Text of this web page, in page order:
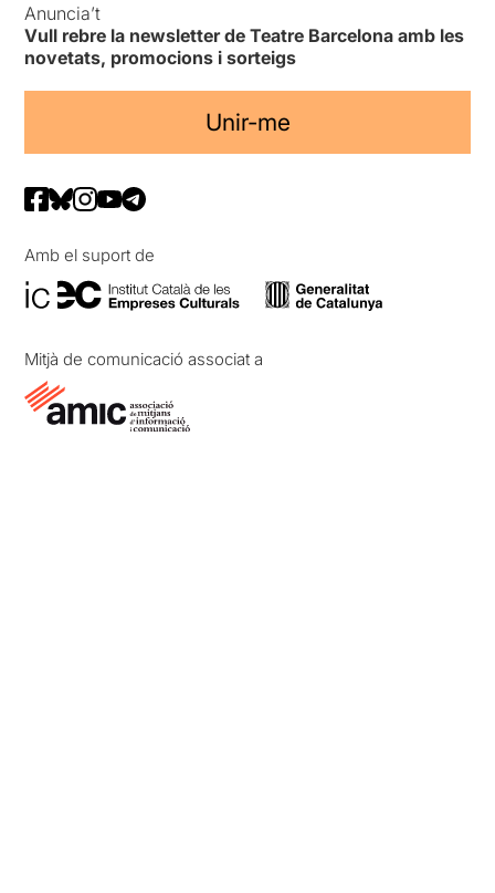
Anuncia’t
Vull rebre la newsletter de Teatre Barcelona amb les
novetats, promocions i sorteigs
Unir-me
Amb el suport de
Mitjà de comunicació associat a